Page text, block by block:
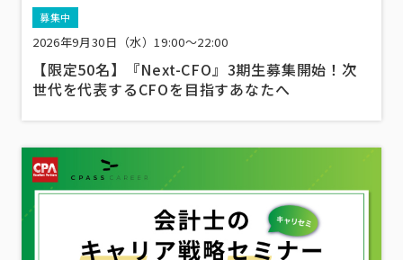
募集中
2026年9月30日（水）19:00～22:00
【限定50名】『Next-CFO』3期生募集開始！次
世代を代表するCFOを目指すあなたへ